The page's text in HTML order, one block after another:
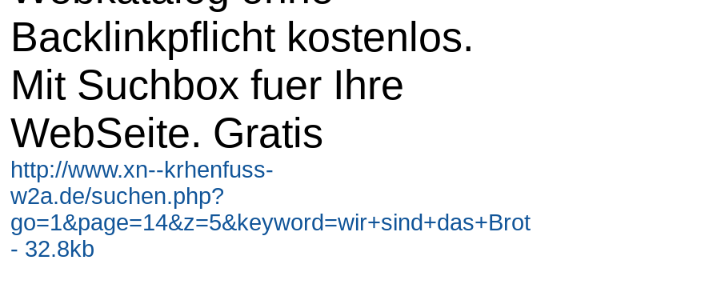
Backlinkpflicht kostenlos.
Mit Suchbox fuer Ihre
WebSeite. Gratis
http://www.xn--krhenfuss-
w2a.de/suchen.php?
go=1&page=14&z=5&keyword=wir+sind+das+Brot
- 32.8kb